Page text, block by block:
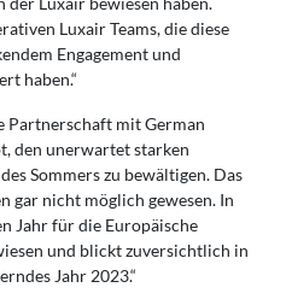
Luxair Teams, die diese
Engagement und
haben.“
Partnerschaft mit German
den unerwartet starken
Sommers zu bewältigen. Das
gar nicht möglich gewesen. In
Jahr für die Europäische
und blickt zuversichtlich in
Jahr 2023.“